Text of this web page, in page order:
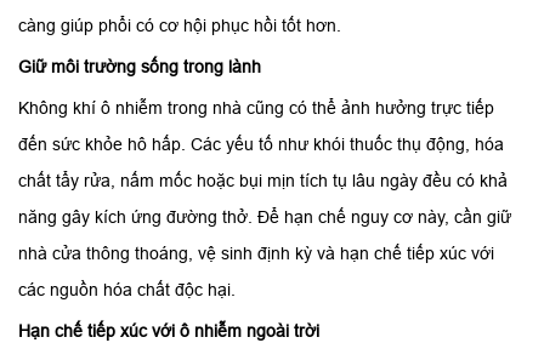
càng giúp phổi có cơ hội phục hồi tốt hơn.
Giữ môi trường sống trong lành
Không khí ô nhiễm trong nhà cũng có thể ảnh hưởng trực tiếp
đến sức khỏe hô hấp. Các yếu tố như khói thuốc thụ động, hóa
chất tẩy rửa, nấm mốc hoặc bụi mịn tích tụ lâu ngày đều có khả
năng gây kích ứng đường thở. Để hạn chế nguy cơ này, cần giữ
nhà cửa thông thoáng, vệ sinh định kỳ và hạn chế tiếp xúc với
các nguồn hóa chất độc hại.
Hạn chế tiếp xúc với ô nhiễm ngoài trời